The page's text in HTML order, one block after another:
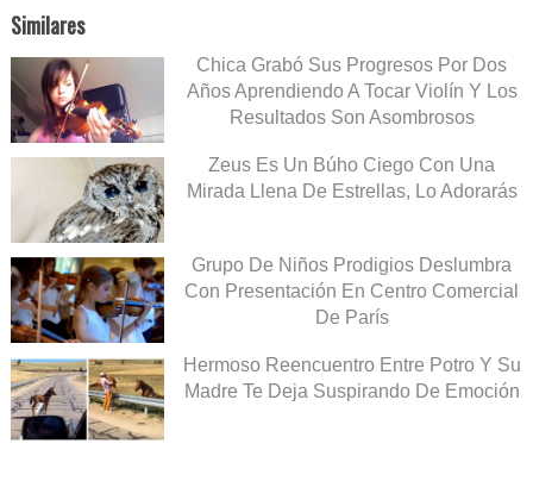
Similares
Chica Grabó Sus Progresos Por Dos
Años Aprendiendo A Tocar Violín Y Los
Resultados Son Asombrosos
Zeus Es Un Búho Ciego Con Una
Mirada Llena De Estrellas, Lo Adorarás
Grupo De Niños Prodigios Deslumbra
Con Presentación En Centro Comercial
De París
Hermoso Reencuentro Entre Potro Y Su
Madre Te Deja Suspirando De Emoción